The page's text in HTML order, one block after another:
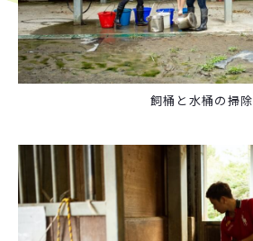
飼桶と水桶の掃除